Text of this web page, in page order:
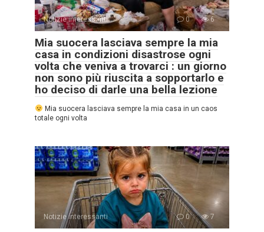
Notizie interessanti 0 6
Mia suocera lasciava sempre la mia
casa in condizioni disastrose ogni
volta che veniva a trovarci : un giorno
non sono più riuscita a sopportarlo e
ho deciso di darle una bella lezione
Mia suocera lasciava sempre la mia casa in un caos
totale ogni volta
Notizie interessanti 0 7